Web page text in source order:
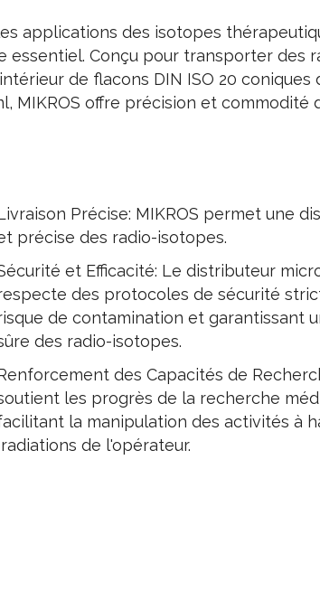
applications des isotopes
essentiel. Conçu pour transporter des
de flacons DIN ISO 20 coniques
MIKROS offre précision et commodité
Précise: MIKROS permet une
précise des radio-isotopes.
et Efficacité: Le distributeur
des protocoles de sécurité
de contamination et garantissant
des radio-isotopes.
des Capacités de
les progrès de la recherche
la manipulation des activités à
de l'opérateur.